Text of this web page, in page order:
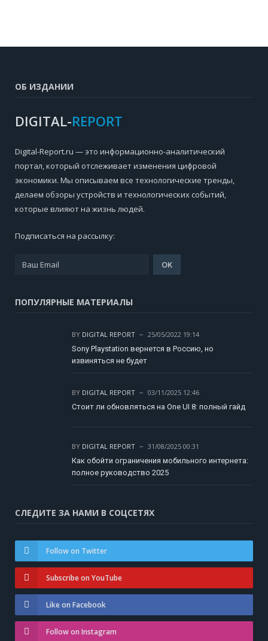
ОБ ИЗДАНИИ
DIGITAL-REPORT
Digital-Report.ru — это информационно-аналитический
портал, который отслеживает изменения цифровой
экономики. Мы описываем все технологические тренды,
делаем обзоры устройств и технологических событий,
которые влияют на жизнь людей.
Подписаться на рассылку:
ПОПУЛЯРНЫЕ МАТЕРИАЛЫ
BY DIGITAL REPORT
25/05/2022 19:14
Sony Playstation вернется в Россию, но
извиняться не будет
BY DIGITAL REPORT
03/11/2025 12:46
Стоит ли обновляться на One UI 8: полный гайд
BY DIGITAL REPORT
31/08/2025 00:31
Как обойти ограничения мобильного интернета:
полное руководство 2025
СЛЕДИТЕ ЗА НАМИ В СОЦСЕТЯХ
Follow on Twitter
Subscribe on YouTube
Like on Facebook
Follow on Instagram